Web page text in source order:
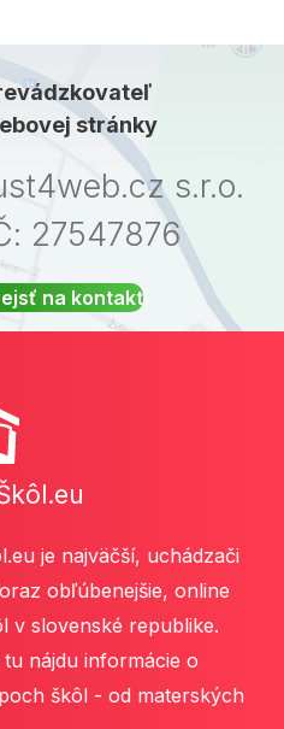
stránky
s.r.o.
27547876
na kontakt
je najväčší, uchádzači
obľúbenejšie, online
v slovenské republike.
nájdu informácie o
škôl - od materských